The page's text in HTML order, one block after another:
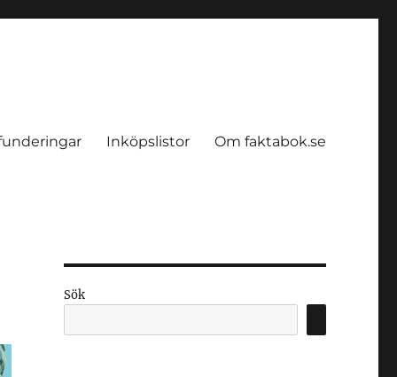
Inköpslistor Om faktabok.se
Sök